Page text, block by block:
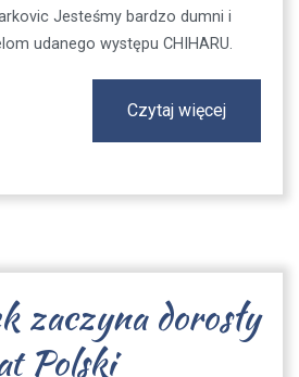
Jesteśmy bardzo dumni i
udanego występu CHIHARU.
Czytaj więcej
zaczyna dorosły
Polski